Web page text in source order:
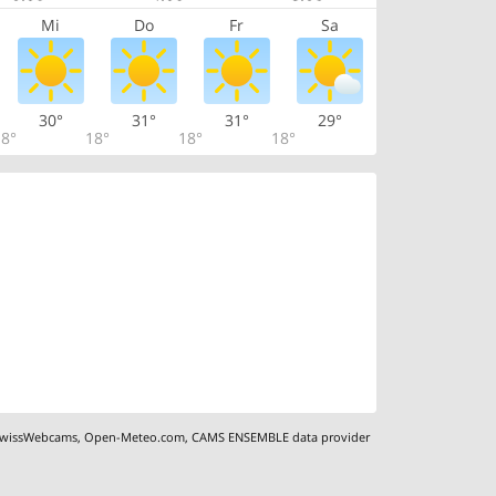
Mi Do Fr Sa
30°
18°
31°
18°
31°
18°
29°
,Open-Meteo.com,CAMS ENSEMBLE data provider